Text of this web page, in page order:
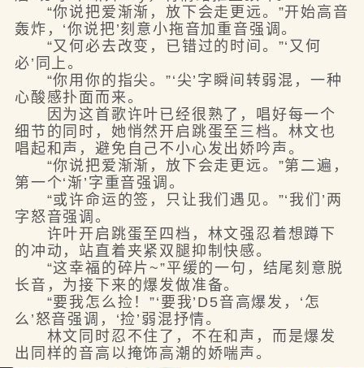
“你说把爱渐渐，放下会走更远。”开始高音
轰炸，‘你说把’刻意小拖音加重音强调。
“又何必去改变，已错过的时间。”‘又何
必’同上。
“你用你的指尖。”‘尖’字瞬间转弱混，一种
心酸感扑面而来。
因为这首歌许叶已经很熟了，唱好每一个
细节的同时，她悄然开启跳蛋至三档。林文也
唱起和声，避免自己不小心发出娇吟声。
“你说把爱渐渐，放下会走更远。”第二遍，
第一个‘渐’字重音强调。
“或许命运的签，只让我们遇见。”‘我们’两
字怒音强调。
许叶开启跳蛋至四档，林文强忍着想蹲下
的冲动，站直着夹紧双腿抑制快感。
“这幸福的碎片~”平缓的一句，结尾刻意脱
长音，为接下来的爆发做准备。
“要我怎么捡！”‘要我’D5音高爆发，‘怎
么’怒音强调，‘捡’弱混抒情。
林文同时忍不住了，不在和声，而是爆发
出同样的音高以掩饰高潮的娇喘声。